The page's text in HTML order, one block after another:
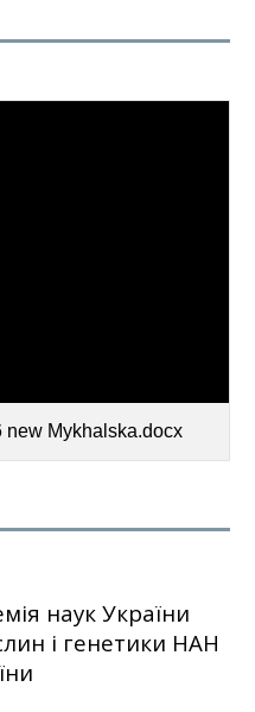
new Mykhalska.docx
наук України
і генетики НАН